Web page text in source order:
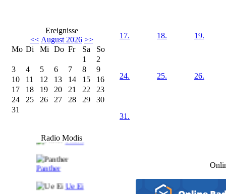
Ereignisse
<< August 2026 >>
Mo Di Mi Do Fr Sa
So
1
2
3
4 5 6 7 8
9
10
11 12 13 14 15
16
17
18 19 20 21 22
23
24
25 26 27 28 29
30
31
Radio Modis
Frank
Panther
Ue Ei
17. 18. 19.
24. 25. 26.
31.